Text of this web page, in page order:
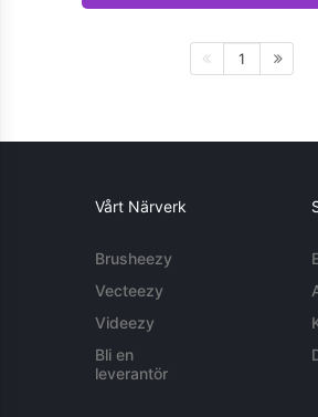
1
Vårt Närverk
Brusheezy
Vecteezy
Videezy
Bli en
leverantör